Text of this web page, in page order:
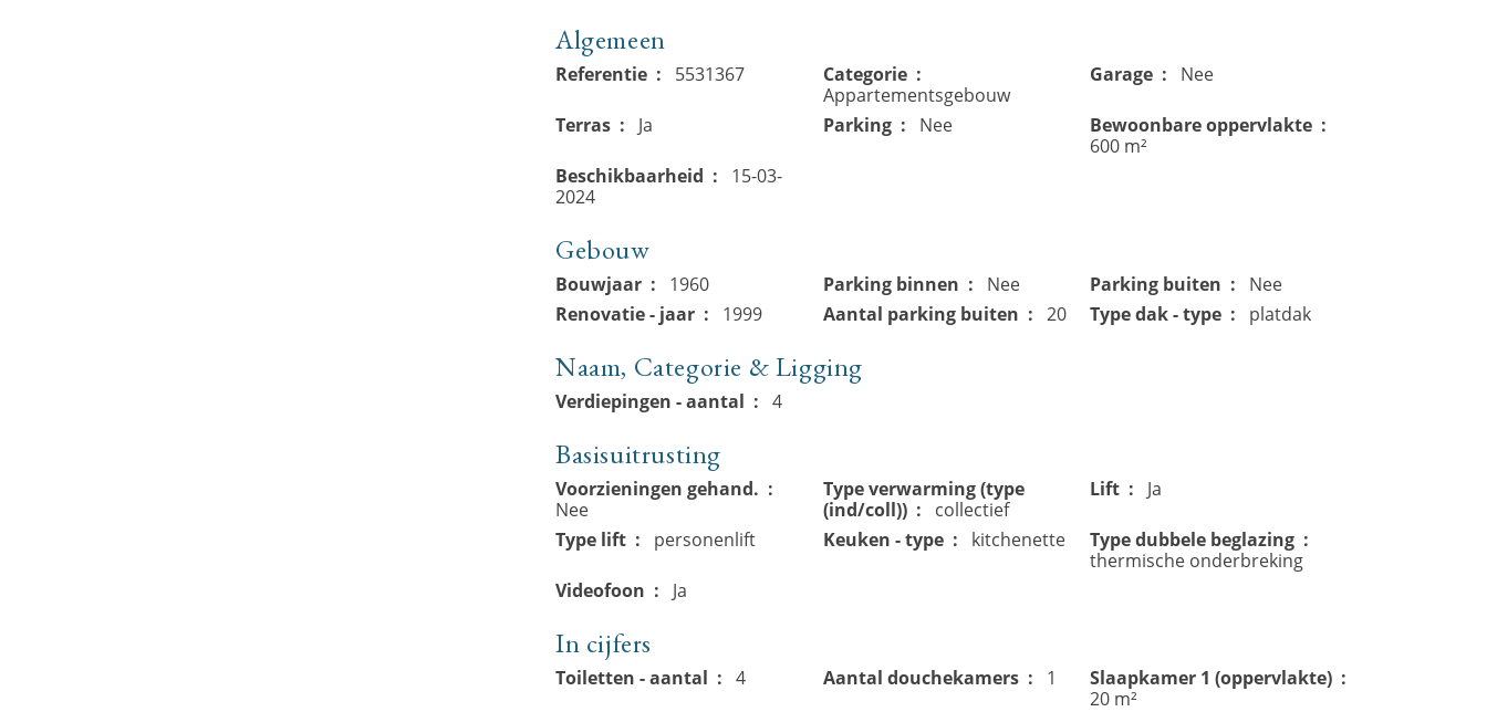
Algemeen
Referentie 5531367
Categorie
Appartementsgebouw
Garage Nee
Terras Ja Parking Nee
Bewoonbare oppervlakte
600 m²
Beschikbaarheid
15-03-
2024
Gebouw
Bouwjaar 1960 Parking binnen Nee Parking buiten
Nee
Renovatie - jaar
1999 Aantal parking buiten 20 Type dak - type platdak
Naam, Categorie & Ligging
Verdiepingen - aantal 4
Basisuitrusting
Voorzieningen gehand.
Nee
Type verwarming (type
(ind/coll))
collectief
Lift Ja
Type lift personenlift Keuken - type kitchenette
Type dubbele beglazing
thermische onderbreking
Videofoon
Ja
In cijfers
Toiletten - aantal 4 Aantal douchekamers 1
Slaapkamer 1 (oppervlakte)
20 m²